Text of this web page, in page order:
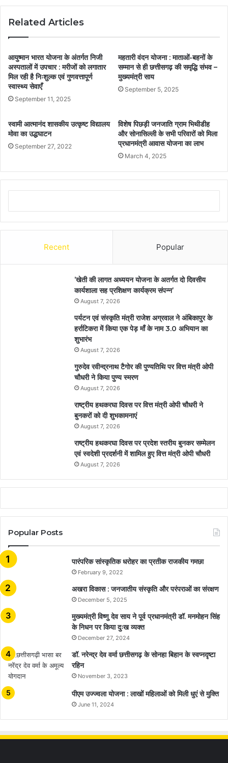
Related Articles
आयुष्मान भारत योजना के अंतर्गत निजी
अस्पतालों में उपचार : मरीजों को लगातार
मिल रही है निःशुल्क एवं गुणवत्तापूर्ण
स्वास्थ्य सेवाएँ
September 11, 2025
महतारी वंदन योजना : माताओं-बहनों के
सम्मान से ही छत्तीसगढ़ की समृद्धि संभव –
मुख्यमंत्री साय
September 5, 2025
स्वामी आत्मानंद शासकीय उत्कृष्ट विद्यालय
मोवा का उद्धघाटन
September 27, 2022
विशेष पिछड़ी जनजाति ग्राम भिथीडीह
और सोनासिल्ली के सभी परिवारों को मिला
प्रधानमंत्री आवास योजना का लाभ
March 4, 2025
Recent Popular
’खेती की लागत अध्ययन योजना के अतर्गत दो दिवसीय
कार्यशाला सह प्रशिक्षण कार्यक्रम संपन्न’
August 7, 2026
पर्यटन एवं संस्कृति मंत्री राजेश अग्रवाल ने अंबिकापुर के
हर्राटिकरा में किया एक पेड़ माँ के नाम 3.0 अभियान का
शुभारंभ
August 7, 2026
गुरुदेव रवीन्द्रनाथ टैगोर की पुण्यतिथि पर वित्त मंत्री ओपी
चौधरी ने किया पुण्य स्मरण
August 7, 2026
राष्ट्रीय हथकरघा दिवस पर वित्त मंत्री ओपी चौधरी ने
बुनकरों को दी शुभकामनाएं
August 7, 2026
राष्ट्रीय हथकरघा दिवस पर प्रदेश स्तरीय बुनकर सम्मेलन
एवं स्वदेशी प्रदर्शनी में शामिल हुए वित्त मंत्री ओपी चौधरी
August 7, 2026
Popular Posts
​​​​​​​पारंपरिक सांस्कृतिक धरोहर का प्रतीक राजकीय गमछा
February 9, 2022
अखरा विकास : जनजातीय संस्कृति और परंपराओं का संरक्षण
December 5, 2025
मुख्यमंत्री विष्णु देव साय ने पूर्व प्रधानमंत्री डॉ. मनमोहन सिंह
के निधन पर किया दुःख व्यक्त
December 27, 2024
डॉ. नरेन्द्र देव वर्मा छत्तीसगढ़ के सोनहा बिहान के स्वप्नदृष्टा
रहिन
November 3, 2023
पीएम उज्ज्वला योजना : लाखों महिलाओं को मिली धुएं से मुक्ति
June 11, 2024